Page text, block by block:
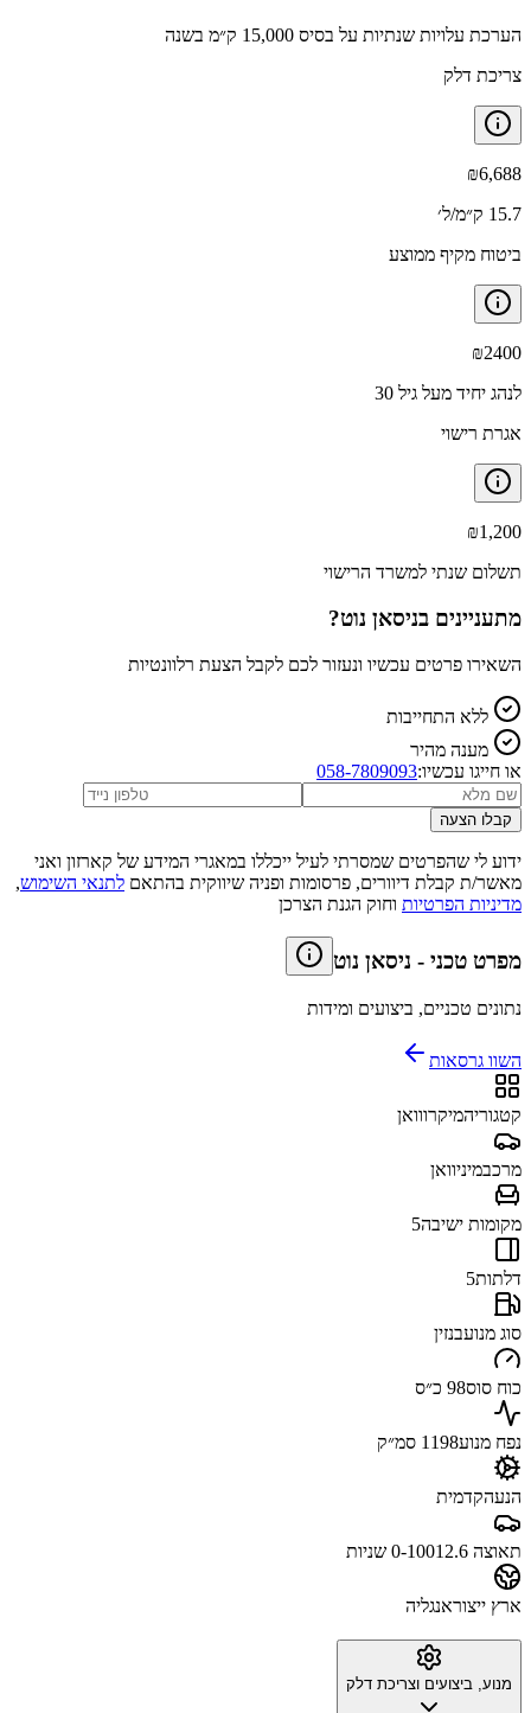
הערכת עלויות שנתיות על בסיס 15,000 ק״מ בשנה
צריכת דלק
₪6,688
15.7 ק״מ/ל׳
ביטוח מקיף ממוצע
₪2400
לנהג יחיד מעל גיל 30
אגרת רישוי
₪1,200
תשלום שנתי למשרד הרישוי
מתעניינים בניסאן נוט?
השאירו פרטים עכשיו ונעזור לכם לקבל הצעת רלוונטיות
ללא התחייבות
מענה מהיר
או חייגו עכשיו:058-7809093
קבלו הצעה
ידוע לי שהפרטים שמסרתי לעיל ייכללו במאגרי המידע של קארזון ואני
מאשר/ת קבלת דיוורים, פרסומות ופניה שיווקית בהתאם לתנאי השימוש,
מדיניות הפרטיות וחוק הגנת הצרכן
מפרט טכני - ניסאן נוט
נתונים טכניים, ביצועים ומידות
השוו גרסאות
קטגוריהמיקרווואן
מרכבמיניוואן
מקומות ישיבה5
דלתות5
סוג מנועבנזין
כוח סוס98 כ״ס
נפח מנוע1198 סמ״ק
הנעהקדמית
תאוצה 0-100 12.6 שניות
ארץ ייצוראנגליה
מנוע, ביצועים וצריכת דלק